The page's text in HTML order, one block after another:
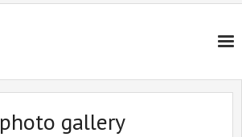
photo gallery